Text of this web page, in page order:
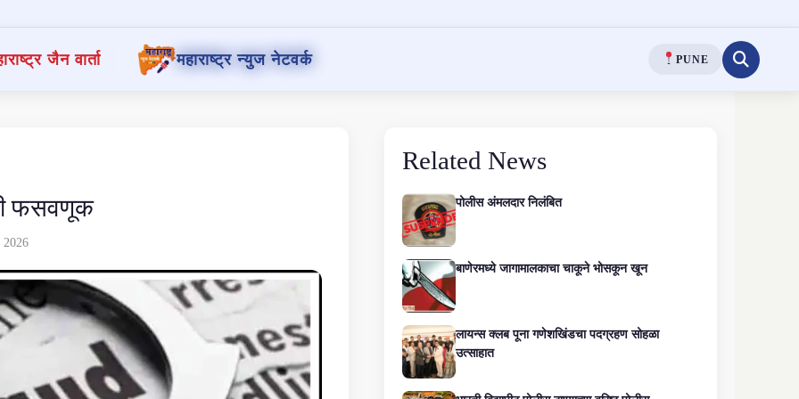
जैन वार्ता महाराष्ट्र न्युज नेटवर्क PUNE
फसवणूक
2026
Related News
पोलीस अंमलदार निलंबित
बाणेरमध्ये जागामालकाचा चाकूने भोसकून खून
लायन्स क्लब पूना गणेशखिंडचा पदग्रहण सोहळा
उत्साहात